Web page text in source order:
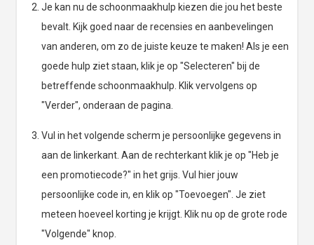
Je kan nu de schoonmaakhulp kiezen die jou het beste
bevalt. Kijk goed naar de recensies en aanbevelingen
van anderen, om zo de juiste keuze te maken! Als je een
goede hulp ziet staan, klik je op "Selecteren" bij de
betreffende schoonmaakhulp. Klik vervolgens op
"Verder", onderaan de pagina.
Vul in het volgende scherm je persoonlijke gegevens in
aan de linkerkant. Aan de rechterkant klik je op "Heb je
een promotiecode?" in het grijs. Vul hier jouw
persoonlijke code in, en klik op "Toevoegen". Je ziet
meteen hoeveel korting je krijgt. Klik nu op de grote rode
"Volgende" knop.